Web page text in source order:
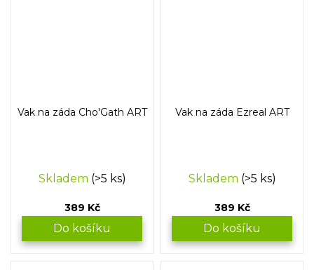
Vak na záda Cho'Gath ART
Skladem (>5 ks)
389 Kč
Do košíku
Vak na záda Ezreal ART
Skladem (>5 ks)
389 Kč
Do košíku